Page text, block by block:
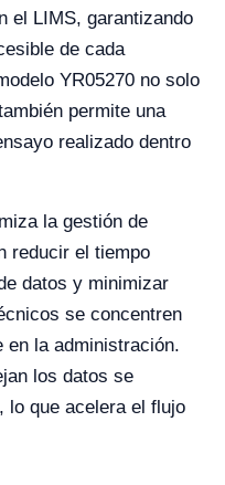
el LIMS, garantizando
de cada
YR05270 no solo
permite una
realizado dentro
la gestión de
reducir el tiempo
datos y minimizar
se concentren
en la administración.
los datos se
lo que acelera el flujo